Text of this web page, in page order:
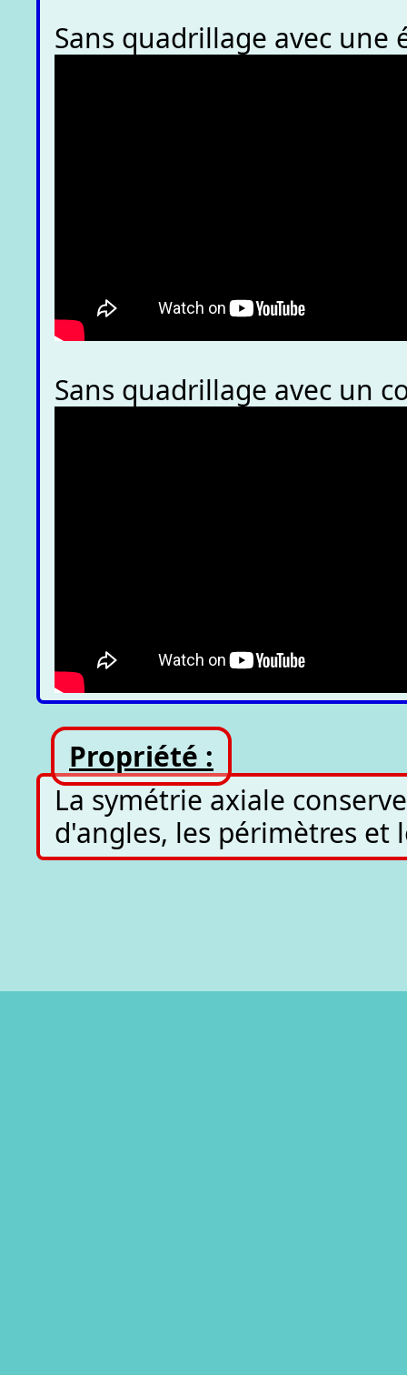
Sans quadrillage avec une
Sans quadrillage avec un
Propriété :
La symétrie axiale
d'angles, les périmètres et